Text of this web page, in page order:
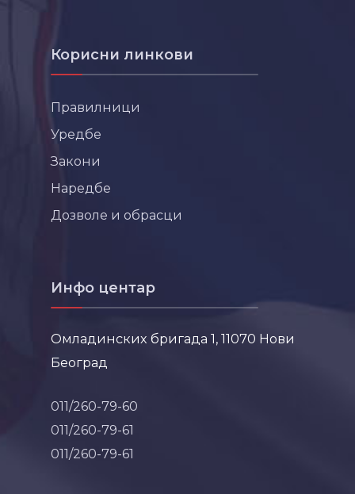
Корисни линкови
Правилници
Уредбе
Закони
Наредбе
Дозволе и обрасци
Инфо центар
Омладинских бригада 1, 11070 Нови
Београд
011/260-79-60
011/260-79-61
011/260-79-61